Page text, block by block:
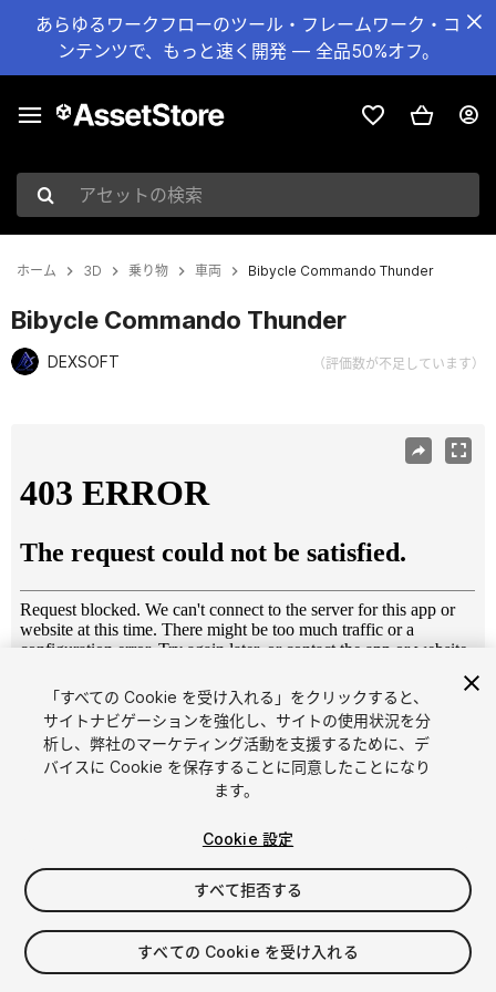
あらゆるワークフローのツール・フレームワーク・コ
ンテンツで、もっと速く開発 — 全品50%オフ。
アセットの検索
ホーム 3D 乗り物 車両 Bibycle Commando Thunder
Bibycle Commando Thunder
DEXSOFT （評価数が不足しています）
1/ 11
$19.99
消費税は決済時に計算されます
「すべての Cookie を受け入れる」をクリックすると、
サイトナビゲーションを強化し、サイトの使用状況を分
析し、弊社のマーケティング活動を支援するために、デ
バイスに Cookie を保存することに同意したことになり
ます。
Cookie 設定
すべて拒否する
すべての Cookie を受け入れる